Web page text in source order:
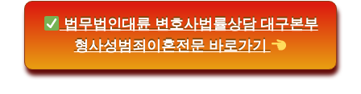
법무법인대륜 변호사법률상담 대구본부
형사성범죄이혼전문 바로가기